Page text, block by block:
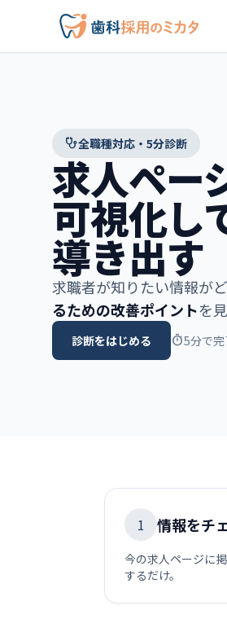
stethoscope全職種対応・5分診断
求人ペー
可視化し
導き出す
求職者が知りたい情報が
るための改善ポイントを
診断をはじめる timer5分で完
1 情報をチ
今の求人ページに
するだけ。